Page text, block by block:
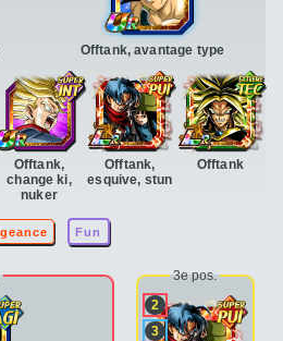
Offtank,
change ki,
nuker
Offtank,
esquive, stun
Offtank
Offtank, avantage type
Fun
3e pos.
2
3